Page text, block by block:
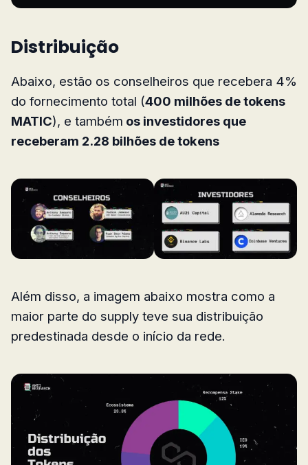
Distribuição
Abaixo, estão os conselheiros que recebera 4%
do fornecimento total (400 milhões de tokens
MATIC), e também os investidores que
receberam 2.28 bilhões de tokens
Além disso, a imagem abaixo mostra como a
maior parte do supply teve sua distribuição
predestinada desde o início da rede.